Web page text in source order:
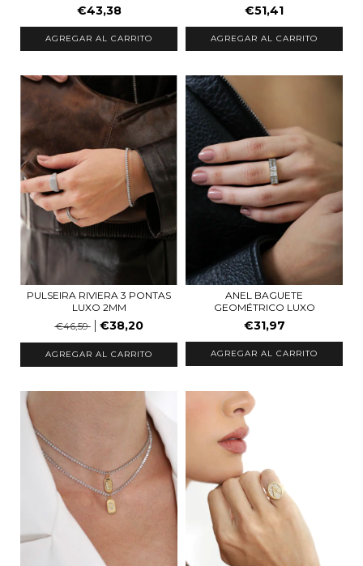
€43,38
AGREGAR AL CARRITO
€51,41
PULSEIRA RIVIERA 3 PONTAS
LUXO 2MM
€46,59
€38,20
ANEL BAGUETE
GEOMÉTRICO LUXO
€31,97
AGREGAR AL CARRITO